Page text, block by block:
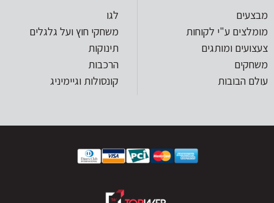
מבצעים
מומלצים ע"י לקוחות
צעצועים ומותגים
משחקים
עולם הבובות
לגו
משחקי חוץ ועל גלגלים
תינוקות
הרכבות
קונסולות וגיימיניג